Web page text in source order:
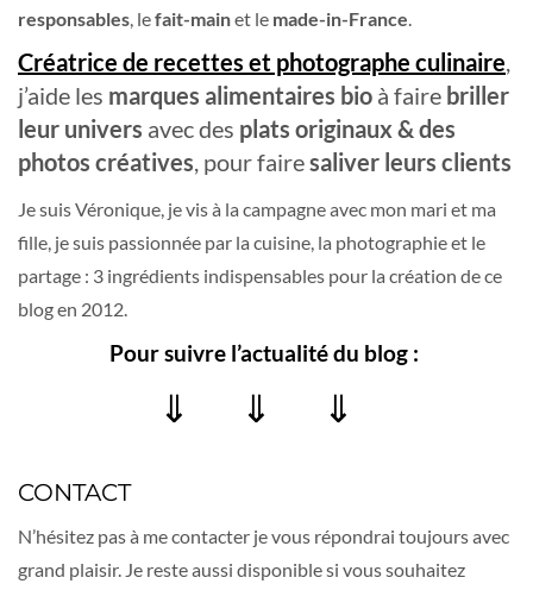
responsables, lefait-mainet le made-in-France.
Créatrice de recettes et photographe culinaire,
j’aide les marques alimentaires bio à faire briller
leur univers avec des plats originaux & des
photos créatives, pour fairesaliver leurs clients
Je suis Véronique, je vis à la campagne avec mon mari et ma
fille, je suis passionnée par la cuisine, la photographie et le
partage : 3 ingrédients indispensables pour la création de ce
blog en 2012.
Pour suivre l’actualité du blog :
⇓ ⇓ ⇓
CONTACT
N’hésitez pas à me contacter je vous répondrai toujours avec
grand plaisir. Je reste aussi disponible si vous souhaitez